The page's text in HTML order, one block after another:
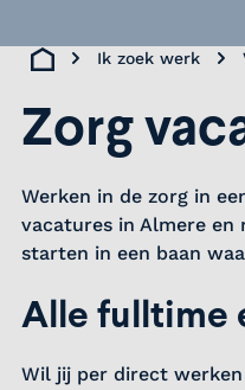
Home
Ik zoek werk
Zorg
Werken in de zorg in
vacatures in Almere en
starten in een baan
Alle fulltime
Wil jij per direct